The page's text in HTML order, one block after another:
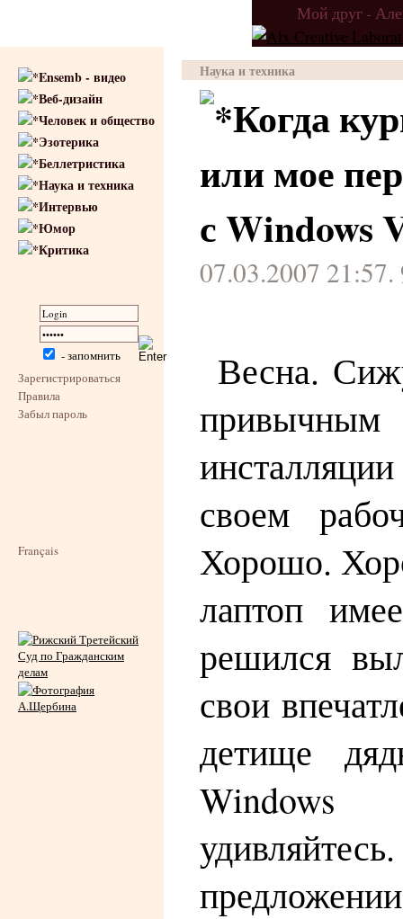
Мой друг -
Ensemb - видео
Веб-дизайн
Человек и общество
Эзотерика
Беллетристика
Наука и техника
Интервью
Юмор
Критика
- запомнить
Зарегистрироваться
Правила
Забыл пароль
Français
Наука и техника
Когда
или мое
с Windows
07.03.2007 21:57.
Весна.
своем
Хорошо.
лаптоп
решился
свои
детище